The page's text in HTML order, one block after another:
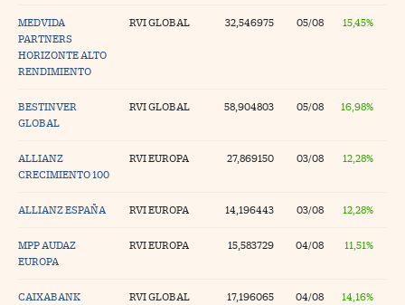
MEDVIDA
PARTNERS
HORIZONTE ALTO
RENDIMIENTO
RVI GLOBAL 32,546975 05/08 15,45%
BESTINVER
GLOBAL
RVI GLOBAL 58,904803 05/08 16,98%
ALLIANZ
CRECIMIENTO 100
RVI EUROPA 27,869150 03/08 12,28%
ALLIANZ ESPAÑA RVI EUROPA 14,196443 03/08 12,28%
MPP AUDAZ
EUROPA
RVI EUROPA 15,583729 04/08 11,51%
CAIXABANK
RVI GLOBAL 17,196065 04/08 14,16%